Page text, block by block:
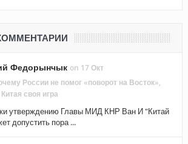
Федорынчык on 17 Окт
России не помог «поворот на Восток»,
своя игра
утверждению Главы МИД КНР Ван И "Китай
допустить пора ...